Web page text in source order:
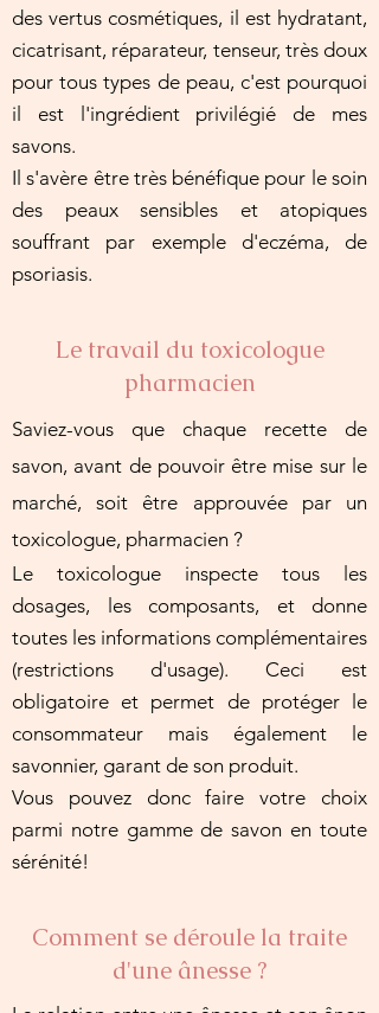
des vertus cosmétiques, il est hydratant,
cicatrisant, réparateur, tenseur, très doux
pour tous types de peau, c'est pourquoi
il est l'ingrédient privilégié de mes
savons.
Il s'avère être très bénéfique pour le soin
des peaux sensibles et atopiques
souffrant par exemple d'eczéma, de
psoriasis.
Le travail du toxicologue
pharmacien
Saviez-vous que chaque recette de
savon, avant de pouvoir être mise sur le
marché, soit être approuvée par un
toxicologue, pharmacien ?
Le toxicologue inspecte tous les
dosages, les composants, et donne
toutes les informations complémentaires
(restrictions d'usage). Ceci est
obligatoire et permet de protéger le
consommateur mais également le
savonnier, garant de son produit.
Vous pouvez donc faire votre choix
parmi notre gamme de savon en toute
sérénité!
Comment se déroule la traite
d'une ânesse ?